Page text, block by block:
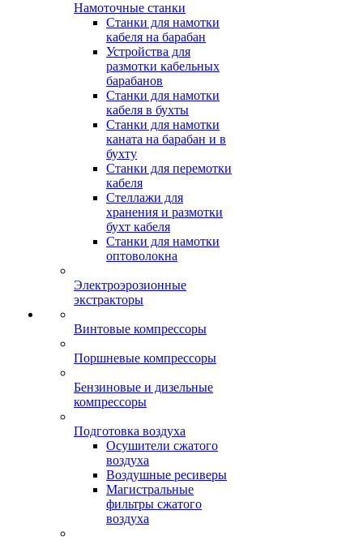
Намоточные станки
Станки для намотки
кабеля на барабан
Устройства для
размотки кабельных
барабанов
Станки для намотки
кабеля в бухты
Станки для намотки
каната на барабан и в
бухту
Станки для перемотки
кабеля
Стеллажи для
хранения и размотки
бухт кабеля
Станки для намотки
оптоволокна
Электроэрозионные
экстракторы
Винтовые компрессоры
Поршневые компрессоры
Бензиновые и дизельные
компрессоры
Подготовка воздуха
Осушители сжатого
воздуха
Воздушные ресиверы
Магистральные
фильтры сжатого
воздуха